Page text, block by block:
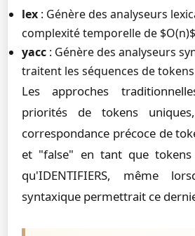
lex : Génère des analyseurs
complexité temporelle de $O(n)$
yacc : Génère des analyseurs
traitent les séquences de tokens
Les approches
priorités de tokens
correspondance précoce de
et "false" en tant que tokens
qu'IDENTIFIERS, même
syntaxique permettrait ce